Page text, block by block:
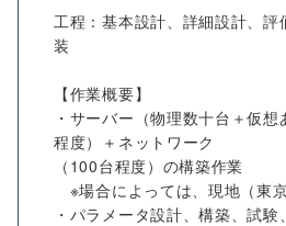
工程：基本設計、詳細設計、評
装
【作業概要】
・サーバー（物理数十台＋仮
程度）＋ネットワーク
（100台程度）の構築作業
※場合によっては、現地（東
・パラメータ設計、構築、試